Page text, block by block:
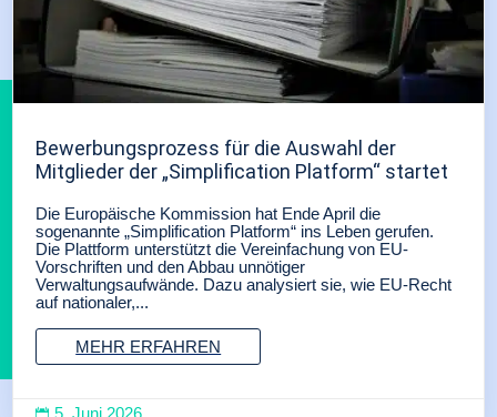
Bewerbungsprozess für die Auswahl der
Mitglieder der „Simplification Platform“ startet
Die Europäische Kommission hat Ende April die
sogenannte „Simplification Platform“ ins Leben gerufen.
Die Plattform unterstützt die Vereinfachung von EU-
Vorschriften und den Abbau unnötiger
Verwaltungsaufwände. Dazu analysiert sie, wie EU-Recht
auf nationaler,...
MEHR ERFAHREN
 5. Juni 2026